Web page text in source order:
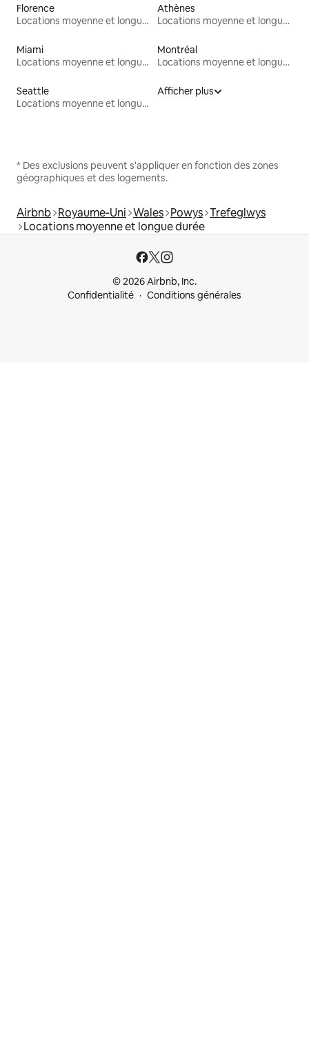
Florence
Locations moyenne et longue durée
Athènes
Locations moyenne et longue durée
Miami
Locations moyenne et longue durée
Montréal
Locations moyenne et longue durée
Seattle
Locations moyenne et longue durée
Afficher plus
* Des exclusions peuvent s'appliquer en fonction des zones
géographiques et des logements.
Airbnb Royaume-Uni Wales Powys Trefeglwys
Locations moyenne et longue durée
© 2026 Airbnb, Inc.
Confidentialité
Conditions générales